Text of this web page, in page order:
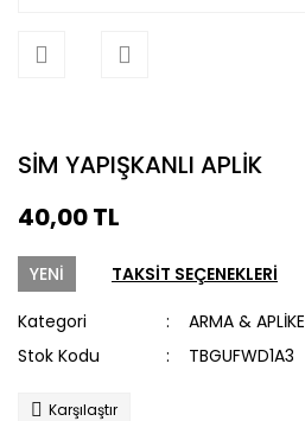
SİM YAPIŞKANLI APLİK
40,00 TL
YENİ TAKSİT SEÇENEKLERİ
Kategori
ARMA & APLİKE
Stok Kodu
TBGUFWD1A3
Karşılaştır